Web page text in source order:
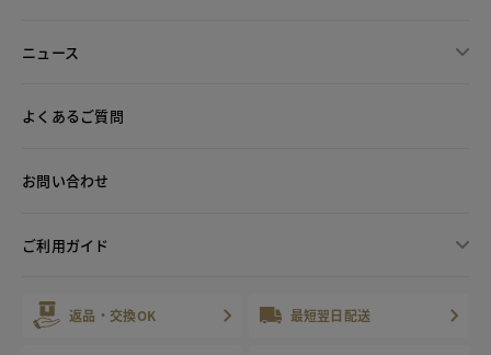
ニュース
よくあるご質問
お問い合わせ
ご利用ガイド
返品・交換OK 最短翌日配送